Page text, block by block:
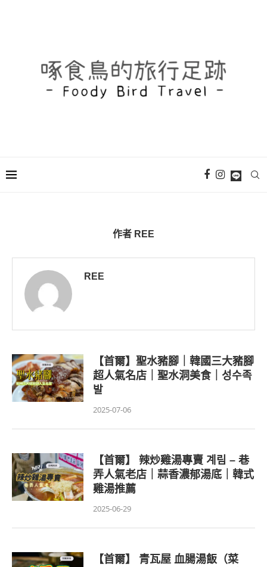
作者 REE
REE
【首爾】聖水豬腳｜韓國三大豬腳
超人氣名店｜聖水洞美食｜성수족
발
2025-07-06
【首爾】 辣炒雞湯專賣 계림 – 巷
弄人氣老店｜蒜香濃郁湯底｜韓式
雞湯推薦
2025-06-29
【首爾】 青瓦屋 血腸湯飯（菜